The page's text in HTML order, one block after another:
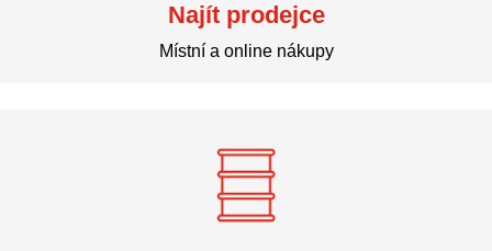
Najít prodejce
Místní a online nákupy